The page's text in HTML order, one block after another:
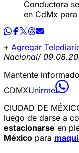
Conductora
en CdMx
Agregar
Nacional/
Mantente
CDMXUnirme
CIUDAD DE
luego de darse a
estacionarse en
México para